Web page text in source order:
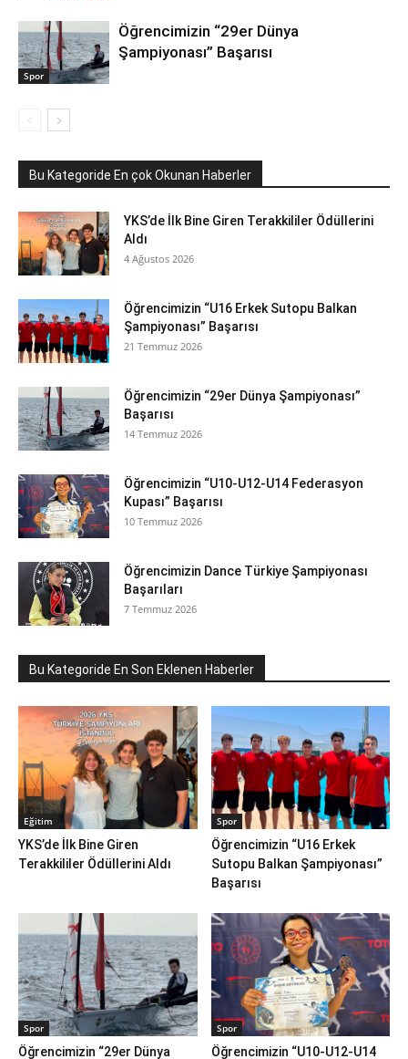
Spor
Öğrencimizin “29er Dünya
Şampiyonası” Başarısı
Bu Kategoride En çok Okunan Haberler
YKS’de İlk Bine Giren Terakkililer Ödüllerini
Aldı
4 Ağustos 2026
Öğrencimizin “U16 Erkek Sutopu Balkan
Şampiyonası” Başarısı
21 Temmuz 2026
Öğrencimizin “29er Dünya Şampiyonası”
Başarısı
14 Temmuz 2026
Öğrencimizin “U10-U12-U14 Federasyon
Kupası” Başarısı
10 Temmuz 2026
Öğrencimizin Dance Türkiye Şampiyonası
Başarıları
7 Temmuz 2026
Bu Kategoride En Son Eklenen Haberler
Eğitim
YKS’de İlk Bine Giren
Terakkililer Ödüllerini Aldı
Spor
Öğrencimizin “U16 Erkek
Sutopu Balkan Şampiyonası”
Başarısı
Spor
Öğrencimizin “29er Dünya
Spor
Öğrencimizin “U10-U12-U14